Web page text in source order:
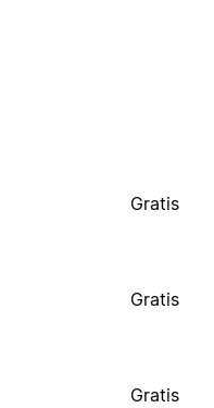
Gratis
Gratis
Gratis